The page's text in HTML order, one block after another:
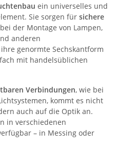
ein universelles und
Sie sorgen für sichere
bei der Montage von Lampen,
anderen
genormte Sechskantform
mit handelsüblichen
Verbindungen, wie bei
kommt es nicht
auch auf die Optik an.
in verschiedenen
– in Messing oder